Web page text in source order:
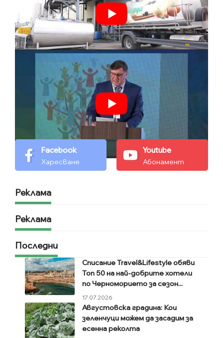
Facebook
Харесване
Youtube
Абонамент
Реклама
Реклама
Последни
Списание Travel&Lifestyle обяви
Топ 50 на най-добрите хотели
по Черноморието за сезон...
17.07.2026
Августовска градина: Кои
зеленчуци можем да засадим за
есенна реколта